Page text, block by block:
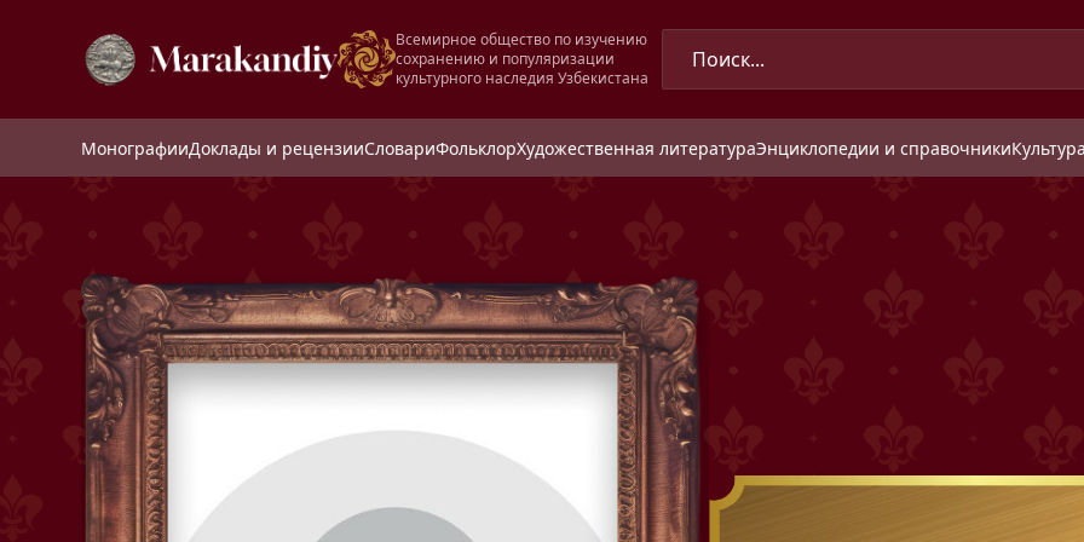
Всемирное общество по изучению
сохранению и популяризации
культурного наследия Узбекистана
МонографииДоклады и рецензииСловариФольклорХудожественная литератураЭнциклопедии и справочники